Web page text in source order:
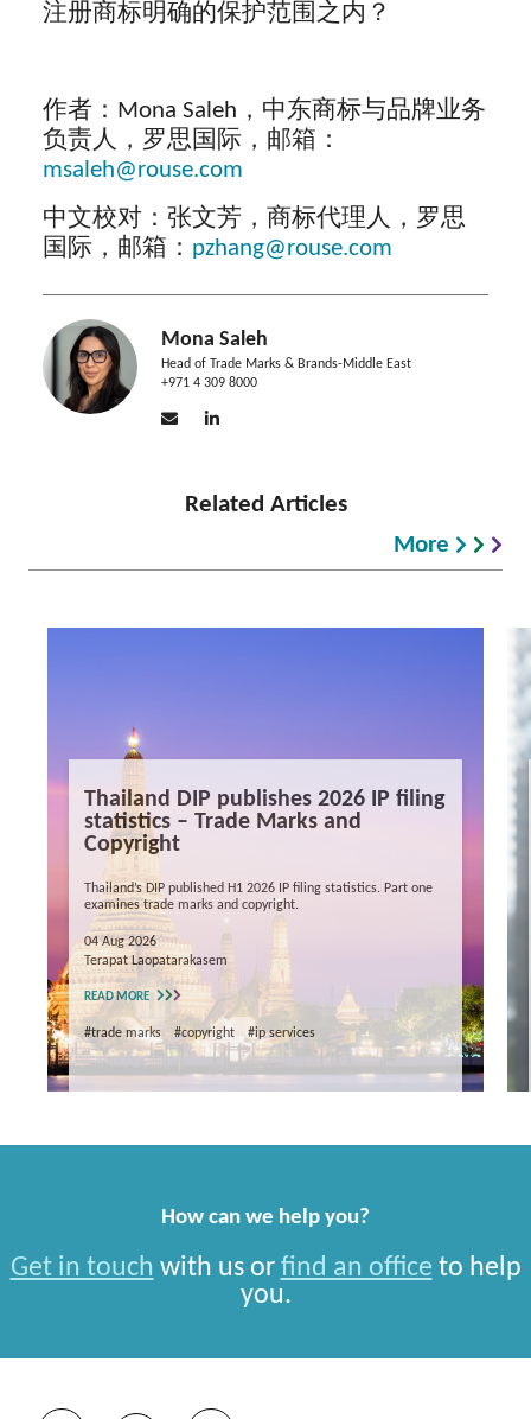
注册商标明确的保护范围之内？
作者：Mona Saleh，中东商标与品牌业务
负责人，罗思国际，邮箱：
msaleh@rouse.com
中文校对：张文芳，商标代理人，罗思
国际，邮箱： pzhang@rouse.com
Mona Saleh
Head of Trade Marks & Brands-Middle East
+971 4 309 8000
Related Articles
More
Thailand DIP publishes 2026 IP filing
statistics – Trade Marks and
Copyright
Thailand’s DIP published H1 2026 IP filing statistics. Part one
examines trade marks and copyright.
04 Aug 2026
Terapat Laopatarakasem
READ MORE
#trade marks #copyright #ip services
How can we help you?
Get in touch with us or find an office to help
you.